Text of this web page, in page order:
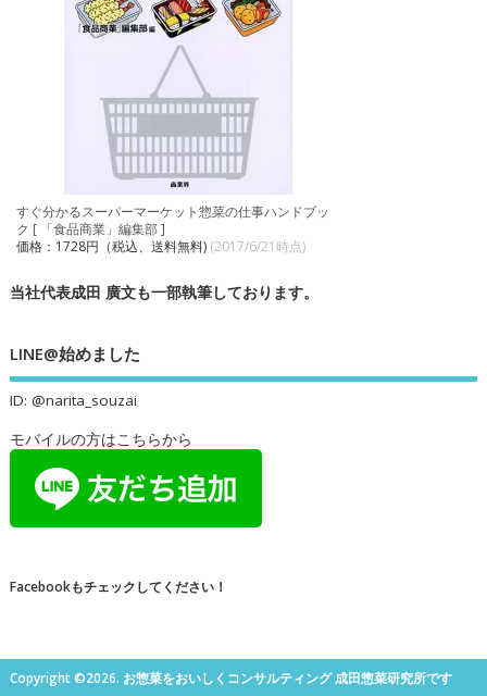
すぐ分かるスーパーマーケット惣菜の仕事ハンドブッ
ク [ 「食品商業」編集部 ]
価格：1728円（税込、送料無料) (2017/6/21時点)
当社代表成田 廣文も一部執筆しております。
LINE@始めました
ID: @narita_souzai
モバイルの方はこちらから
Facebookもチェックしてください！
Copyright ©2026. お惣菜をおいしくコンサルティング 成田惣菜研究所です